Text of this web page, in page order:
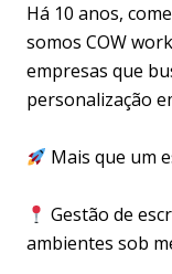
Há 10 anos,
somos COW
empresas que
personalização
Mais que um
Gestão de
ambientes sob